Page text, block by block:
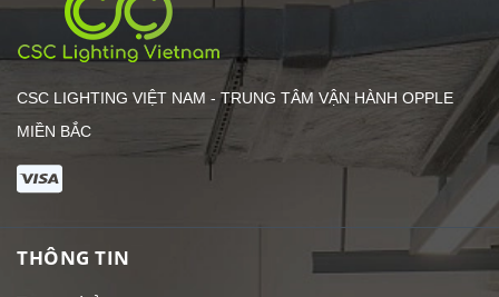
CSC LIGHTING VIỆT NAM - TRUNG TÂM VẬN HÀNH OPPLE
MIỀN BẮC
THÔNG TIN